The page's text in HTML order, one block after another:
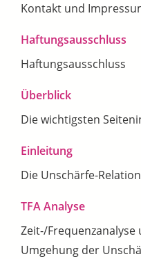
Kontakt und
Haftungsausschluss
Haftungsausschluss
Überblick
Die wichtigsten
Einleitung
Die Unschärfe-
TFA Analyse
Zeit-/
Umgehung der